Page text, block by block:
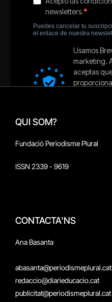
QUI SOM?
Fundació Periodisme Plural
ISSN 2339 - 9619
CONTACTA'NS
Ana Basanta
abasanta@periodismeplural.cat
redaccio@diarieducacio.cat
publicitat@periodismeplural.cat